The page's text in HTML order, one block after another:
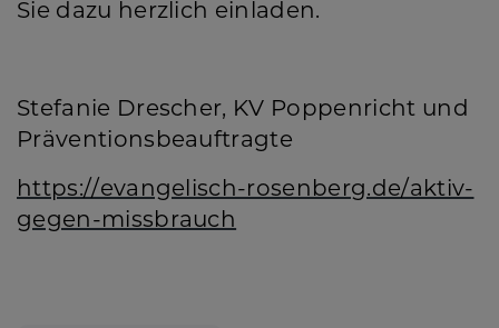
Sie dazu herzlich einladen.
Stefanie Drescher, KV Poppenricht und
Präventionsbeauftragte
https://evangelisch-rosenberg.de/aktiv-
gegen-missbrauch